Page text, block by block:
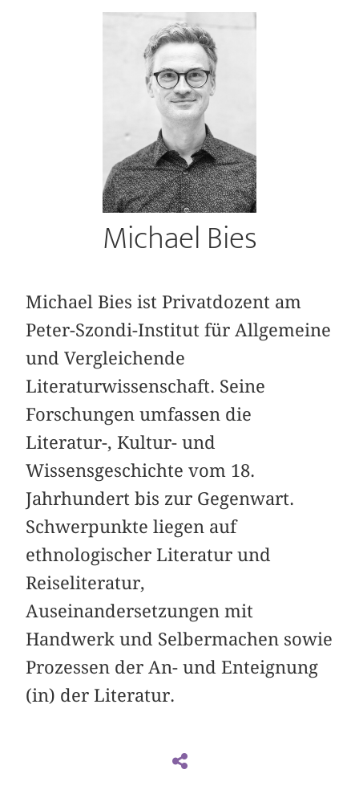
Michael Bies
Michael Bies ist Privatdozent am
Peter-Szondi-Institut für Allgemeine
und Vergleichende
Literaturwissenschaft. Seine
Forschungen umfassen die
Literatur-, Kultur- und
Wissensgeschichte vom 18.
Jahrhundert bis zur Gegenwart.
Schwerpunkte liegen auf
ethnologischer Literatur und
Reiseliteratur,
Auseinandersetzungen mit
Handwerk und Selbermachen sowie
Prozessen der An- und Enteignung
(in) der Literatur.